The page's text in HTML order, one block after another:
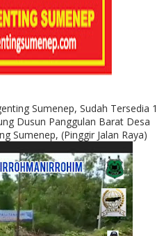
Sumenep, Sudah Tersedia 1
Dusun Panggulan Barat Desa
Sumenep, (Pinggir Jalan Raya)